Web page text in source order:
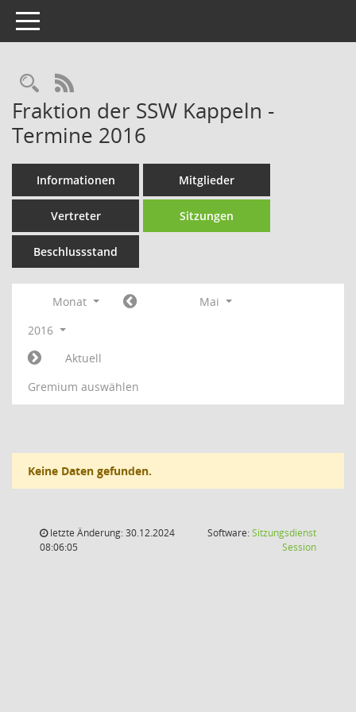
Toggle navigation
Rechercheauswahl
RSS-Feed
Fraktion der SSW Kappeln -
Termine 2016
Informationen Mitglieder
Vertreter Sitzungen
Beschlussstand
Monat
Mai
2016
Aktuell
Gremium auswählen
Keine Daten gefunden.
letzte Änderung: 30.12.2024
08:06:05
Software:Sitzungsdienst
Session(Wird in